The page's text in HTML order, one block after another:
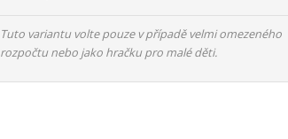
Tuto variantu volte pouze v případě velmi omezeného
rozpočtu nebo jako hračku pro malé děti.